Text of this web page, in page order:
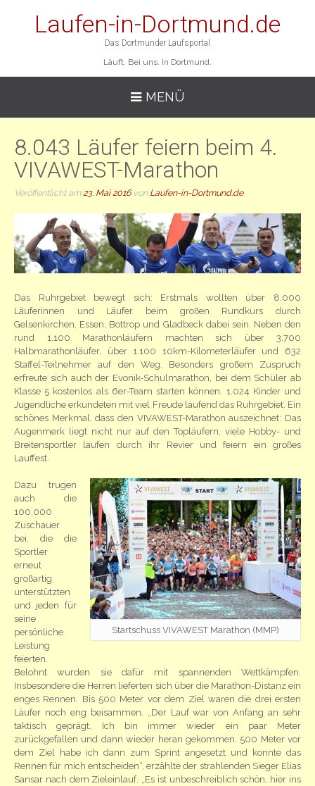
Laufen-in-Dortmund.de
Das Dortmunder Laufsportal
Läuft. Bei uns. In Dortmund.
MENÜ
8.043 Läufer feiern beim 4.
VIVAWEST-Marathon
Veröffentlicht am23. Mai 2016von Laufen-in-Dortmund.de
Das Ruhrgebiet bewegt sich: Erstmals wollten über 8.000
Läuferinnen und Läufer beim großen Rundkurs durch
Gelsenkirchen, Essen, Bottrop und Gladbeck dabei sein. Neben den
rund 1.100 Marathonläufern machten sich über 3.700
Halbmarathonläufer, über 1.100 10km-Kilometerläufer und 632
Staffel-Teilnehmer auf den Weg. Besonders großem Zuspruch
erfreute sich auch der Evonik-Schulmarathon, bei dem Schüler ab
Klasse 5 kostenlos als 6er-Team starten können. 1.024 Kinder und
Jugendliche erkundeten mit viel Freude laufend das Ruhrgebiet. Ein
schönes Merkmal, dass den VIVAWEST-Marathon auszeichnet: Das
Augenmerk liegt nicht nur auf den Topläufern, viele Hobby- und
Breitensportler laufen durch ihr Revier und feiern ein großes
Lauffest.
Startschuss VIVAWEST Marathon (MMP)
Dazu trugen
auch die
100.000
Zuschauer
bei, die die
Sportler
erneut
großartig
unterstützten
und jeden für
seine
persönliche
Leistung
feierten.
Belohnt wurden sie dafür mit spannenden Wettkämpfen.
Insbesondere die Herren lieferten sich über die Marathon-Distanz ein
enges Rennen. Bis 500 Meter vor dem Ziel waren die drei ersten
Läufer noch eng beisammen. „Der Lauf war von Anfang an sehr
taktisch geprägt. Ich bin immer wieder ein paar Meter
zurückgefallen und dann wieder heran gekommen. 500 Meter vor
dem Ziel habe ich dann zum Sprint angesetzt und konnte das
Rennen für mich entscheiden“, erzählte der strahlenden Sieger Elias
Sansar nach dem Zieleinlauf. „Es ist unbeschreiblich schön, hier ins